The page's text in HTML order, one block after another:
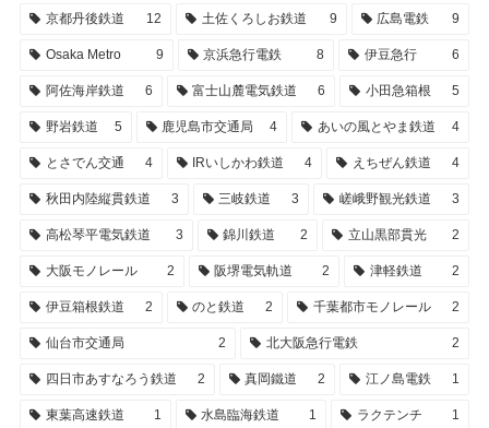
京都丹後鉄道 12 土佐くろしお鉄道 9 広島電鉄 9
Osaka Metro 9 京浜急行電鉄 8 伊豆急行 6
阿佐海岸鉄道 6 富士山麓電気鉄道 6 小田急箱根 5
野岩鉄道 5 鹿児島市交通局 4 あいの風とやま鉄道 4
とさでん交通 4 IRいしかわ鉄道 4 えちぜん鉄道 4
秋田内陸縦貫鉄道 3 三岐鉄道 3 嵯峨野観光鉄道 3
高松琴平電気鉄道 3 錦川鉄道 2 立山黒部貫光 2
大阪モノレール 2 阪堺電気軌道 2 津軽鉄道 2
伊豆箱根鉄道 2 のと鉄道 2 千葉都市モノレール 2
仙台市交通局 2 北大阪急行電鉄 2
四日市あすなろう鉄道 2 真岡鐵道 2 江ノ島電鉄 1
東葉高速鉄道 1 水島臨海鉄道 1 ラクテンチ 1